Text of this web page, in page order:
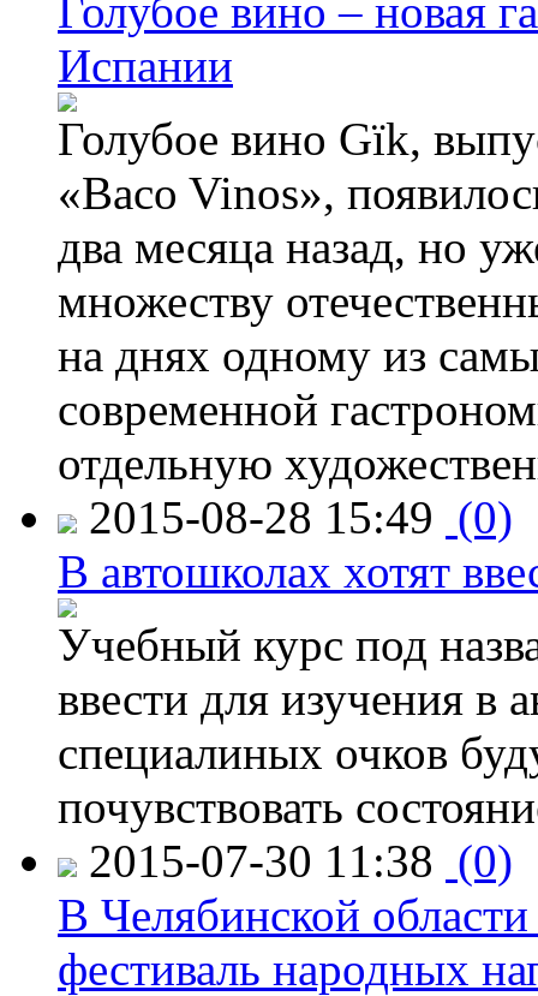
Голубое вино – новая
Испании
Голубое вино Gïk,
«Baco Vinos»,
два месяца назад, но
множеству
на днях одному из
современной
отдельную
2015-08-28 15:49 (0)
В автошколах хотят
Учебный курс под
ввести для изучения
специалиных очков
почувствовать
2015-07-30 11:38 (0)
В Челябинской
фестиваль народных